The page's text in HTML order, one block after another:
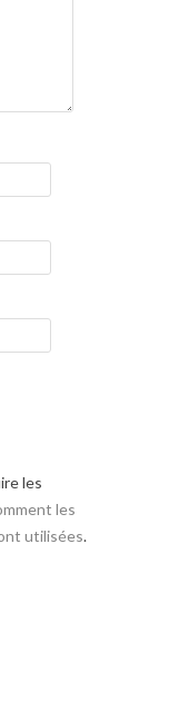
les
les
utilisées.